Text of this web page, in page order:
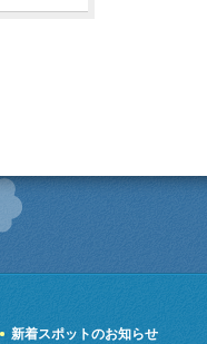
新着スポットのお知らせ